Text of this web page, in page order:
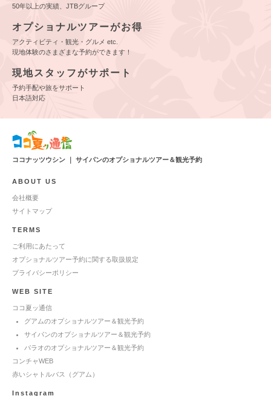
50年以上の実績、JTBグループ
オプショナルツアーがお得
アクティビティ・観光・グルメ etc.
現地体験のさまざまな予約ができます！
現地スタッフがサポート
予約手配や旅をサポート
日本語対応
ココナッツウシン ｜ サイパンのオプショナルツアー＆観光予約
ABOUT US
会社概要
サイトマップ
TERMS
ご利用にあたって
オプショナルツアー予約に関する取扱規定
プライバシーポリシー
WEB SITE
ココ夏ッ通信
グアムのオプショナルツアー＆観光予約
サイパンのオプショナルツアー＆観光予約
パラオのオプショナルツアー＆観光予約
コンチャWEB
赤いシャトルバス（グアム）
Instagram